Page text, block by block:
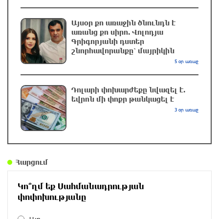
Հայաստանը 320 մլն դոլարի նոր վարկեր
մեկ ժամ առաջ
Հայաստանում պատրաստի մետաղական
մեկ ժամ առաջ
Հայաստանում սուբվենցիոն ծրագրերի
իրականացման համար հատկացվել է 3,4 մլն
մենամարտի օրը. պաշտոնական
Այսօր քո առաջին ծնունդն է
առանց քո սիրո. Վոլոդյա
Գրիգորյանի դստեր
շնորհավորանքը՝ մայրիկին
5 օր առաջ
Դոլարի փոխարժեքը նվազել է.
եվրոն մի փոքր թանկացել է
3 օր առաջ
Հարցում
Կո՞ղմ եք Սահմանադրության
փոփոխությանը